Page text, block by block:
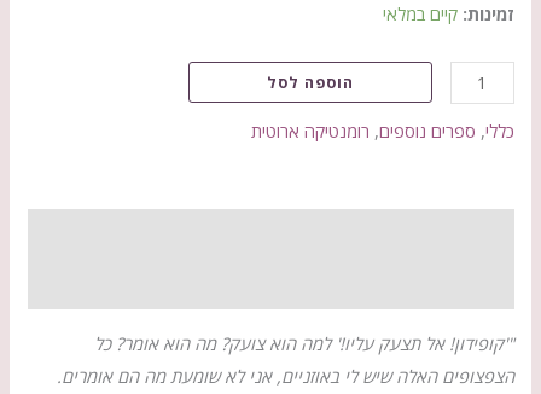
זמינות: קיים במלאי
הוספה לסל
כללי, ספרים נוספים, רומנטיקה ארוטית
"'קופידון! אל תצעק עליו!' למה הוא צועק? מה הוא אומר? כל
הצפצופים האלה שיש לי באוזניים, אני לא שומעת מה הם אומרים.